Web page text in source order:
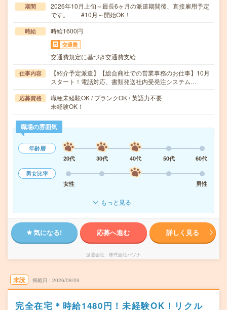
期間
2026年10月上旬～最長6ヶ月の派遣期間後、直接雇用予定
です。 #10月～開始OK！
時給 時給1600円
交通費
交通費規定に基づき交通費支給
仕事内容
【紹介予定派遣】【総合商社での営業事務のお仕事】10月
スタート！電話対応、書類発送社内受発注システム…
応募資格
職種未経験OK / ブランクOK / 英語力不要
未経験OK！
職場の雰囲気
年齢層
20代
30代 40代 50代
60代
男女比率
女性
男性
もっと見る
気になる! 応募へ進む 詳しく見る
派遣会社 株式会社パソナ
未読 掲載日 2026/08/09
完全在宅＊時給1480円！未経験OK！リクル